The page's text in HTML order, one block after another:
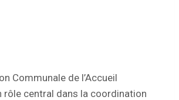
Communale de l’Accueil
rôle central dans la coordination